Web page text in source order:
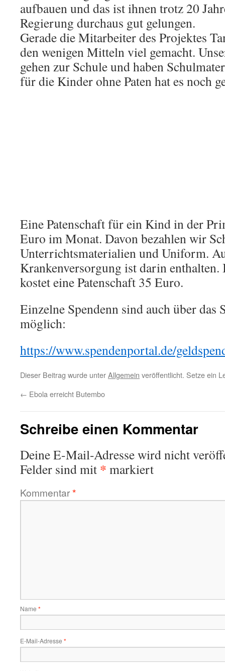
aufbauen und das ist ihnen trotz 20
Regierung durchaus gut gelungen.
Gerade die Mitarbeiter des Projektes
den wenigen Mitteln viel gemacht.
gehen zur Schule und haben
für die Kinder ohne Paten hat es noch
Eine Patenschaft für ein Kind in der
Euro im Monat. Davon bezahlen wir
Unterrichtsmaterialien und Uniform.
Krankenversorgung ist darin enthalten.
kostet eine Patenschaft 35 Euro.
Einzelne Spendenn sind auch über das
möglich:
https://www.spendenportal.de/
Dieser Beitrag wurde unterAllgemein veröffentlicht. Setze ein
← Ebola erreicht Butembo
Schreibe einen Kommentar
Deine E-Mail-Adresse wird nicht
Felder sind mit * markiert
Kommentar*
Name *
E-Mail-Adresse *